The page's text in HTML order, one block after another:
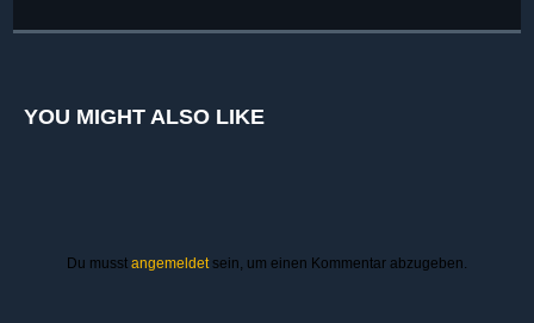
YOU MIGHT ALSO LIKE
Du musst angemeldetsein, um einen Kommentar abzugeben.